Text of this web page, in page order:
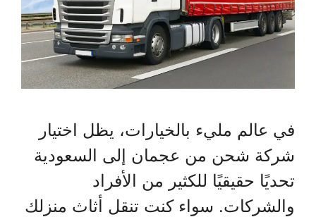
في عالم مليء بالخيارات، يظل اختيار
شركة شحن من عجمان إلى السعودية
تحديًا حقيقيًا للكثير من الأفراد
والشركات. سواء كنت تنقل أثاث منزلك